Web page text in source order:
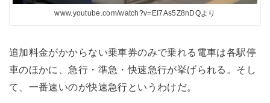
www.youtube.com/watch?v=EI7As5Z8nDQより
追加料金がかからない乗車券のみで乗れる電車は各駅停
車のほかに、急行・準急・快速急行が挙げられる。そし
て、一番速いのが快速急行というわけだ。